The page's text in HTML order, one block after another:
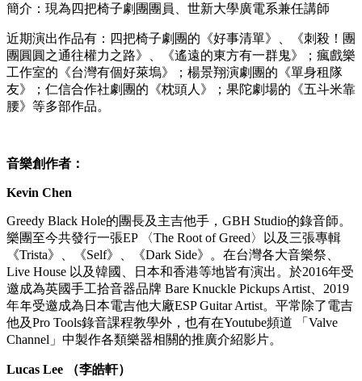
簡介：現為四把椅子劇團團員、世新大學廣電系兼任講師
近期演出作品有：四把椅子劇團的《好事清單》、《刺殺！團
團圓圓之通往權力之路》、《遙遠的東方有一群鬼》；瘋戲樂
工作室的《台灣有個好萊塢》；楊景翔演劇團的《單身租隊
友》；仁信合作社劇團的《枕頭人》；果陀劇場的《五斗米靠
腰》等多部作品。
音樂創作者：
Kevin Chen
Greedy Black Hole的團長及主吉他手，GBH Studio的錄音師。
樂團至今共發行一張EP 〈The Root of Greed〉以及三張專輯
《Trista》、《Self》、《Dark Side》。在台灣各大音樂祭、
Live House 以及韓國、日本和香港等地皆有演出。於2016年受
邀成為英國手工拾音器品牌 Bare Knuckle Pickups Artist、2019
年年受邀成為日本電吉他大廠ESP Guitar Artist。平常除了電吉
他及Pro Tools錄音課程教學外，也有在Youtube頻道 「Valve
Channel」中製作各類樂器相關的推廣介紹影片。
Lucas Lee （李皓軒）